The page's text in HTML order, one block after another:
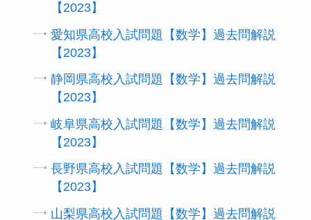
【2023】
愛知県高校入試問題【数学】過去問解説
【2023】
静岡県高校入試問題【数学】過去問解説
【2023】
岐阜県高校入試問題【数学】過去問解説
【2023】
長野県高校入試問題【数学】過去問解説
【2023】
山梨県高校入試問題【数学】過去問解説